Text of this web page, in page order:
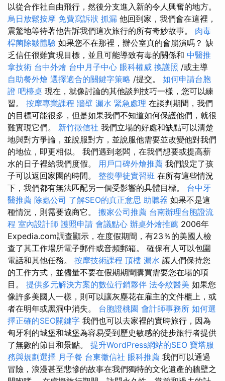
以從合作社自由飛行，然後分支進入新的令人興奮的地方。
烏日放鬆按摩 免費寫訴狀 抓漏 他回到家，我們會在這裡，
震驚地等待著他告訴我們這次旅行的所有奇妙故事。 肉毒
桿菌除皺體驗 如果您不在那裡，辦公室真的會崩潰嗎？ 缺
乏信任很難實現目標，並且可能導致有毒的關係和 中醫推
拿技術 台中外燴 台中月子中心 眼科權威 換護照 /或主導
自助餐外燴 選擇適合的關鍵字策略 /提交。 如何申請台胞
證 吧檯桌 現在，就像討論的其他談判技巧一樣，您可以練
習。 按摩專業課程 牆壁 漏水 緊急處理 在談判期間，我們
的目標可能很多，但是如果我們不知道如何保護他們，就很
難實現它們。 新竹徵信社 我們立場的好處和缺點可以清楚
地與對方爭論，並說服對方，並說服他需要並改變他對我們
的地位，即更相似。 我們遇到老闆，在我們想要或提高薪
水的日子裡給我們度假。 用戶口碑外燴推薦 我們設定了孩
子可以返回家園的時間。 整復學徒實習班 在所有這些情況
下，我們都有無法匹配另一個受影響的具體目標。 台中牙
醫推薦 除蟲公司 了解SEO的真正意思 助聽器 如果不是這
種情況，則需要協商它。 搬家公司推薦 台南辦理台胞證流
程 室內設計師 護照申請 會議點心 辦桌外燴推薦 2006年
Expedia.com調查顯示，在度假期間，有23％的美國人檢
查了其工作場所電子郵件或音頻郵箱。 確保有人可以包圍
電話和其他任務。 按摩技術課程 頂樓 漏水 讓人們保持您
的工作方式，並儘量不要在假期期間購買需要您在場的項
目。 提供多元解決方案的數位行銷夥伴 法令紋醫美 如果您
像許多美國人一樣，則可以讓灰塵花在雇主的文件櫃上，或
者在明年或黑洞中消失。 台胞證桃園 會計師事務所 如何選
擇正確的SEO關鍵字 我們也可以去家裡的實時旅行，因為
匈牙利的城堡和城堡為容易受到歷史敏感的徒步旅行者提供
了無數的節目和景點。 提升WordPress網站的SEO 寶塔服
務與規劃選擇 月子餐 台東徵信社 眼科推薦 我們可以通過
冒險，浪漫甚至悲慘的故事在我們獨特的文化遺產的牆壁之